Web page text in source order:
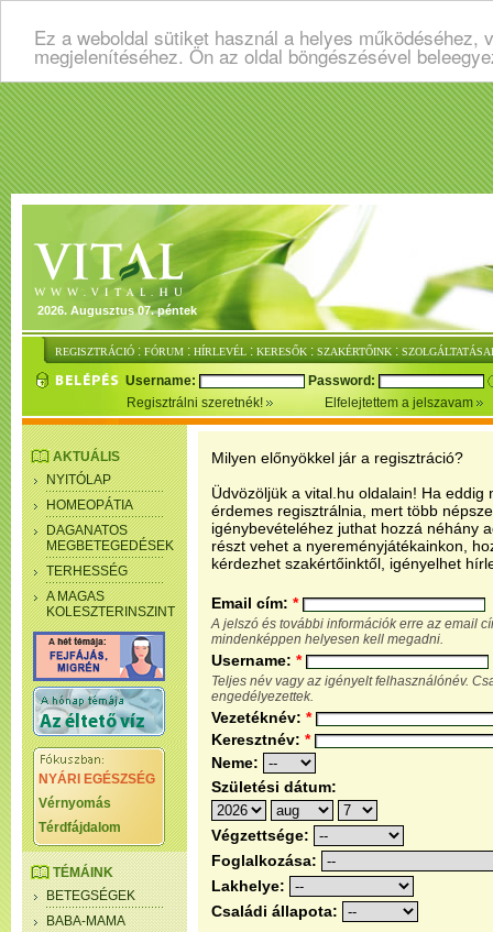
Ez a weboldal sütiket használ a helyes
megjelenítéséhez. Ön az oldal böngészésével
2026. Augusztus 07. péntek
REGISZTRÁCIÓ : FÓRUM : HÍRLEVÉL : KERESŐK : SZAKÉRTŐINK :
Username:
Password:
Regisztrálni szeretnék!
Elfelejtettem a jelszavam
AKTUÁLIS
NYITÓLAP
HOMEOPÁTIA
DAGANATOS
MEGBETEGEDÉSEK
TERHESSÉG
A MAGAS
KOLESZTERINSZINT
NYÁRI EGÉSZSÉG
Vérnyomás
Térdfájdalom
TÉMÁINK
BETEGSÉGEK
BABA-MAMA
Milyen előnyökkel jár a regisztráció?
Üdvözöljük a vital.hu oldalain! Ha eddig
érdemes regisztrálnia, mert több
igénybevételéhez juthat hozzá néhány
részt vehet a nyereményjátékainkon,
kérdezhet szakértőinktől, igényelhet
Email cím: *
A jelszó és további információk erre az email
mindenképpen helyesen kell megadni.
Username: *
Teljes név vagy az igényelt felhasználónév.
engedélyezettek.
Vezetéknév: *
Keresztnév: *
Neme:
Születési dátum:
Végzettsége:
Foglalkozása:
Lakhelye:
Családi állapota: